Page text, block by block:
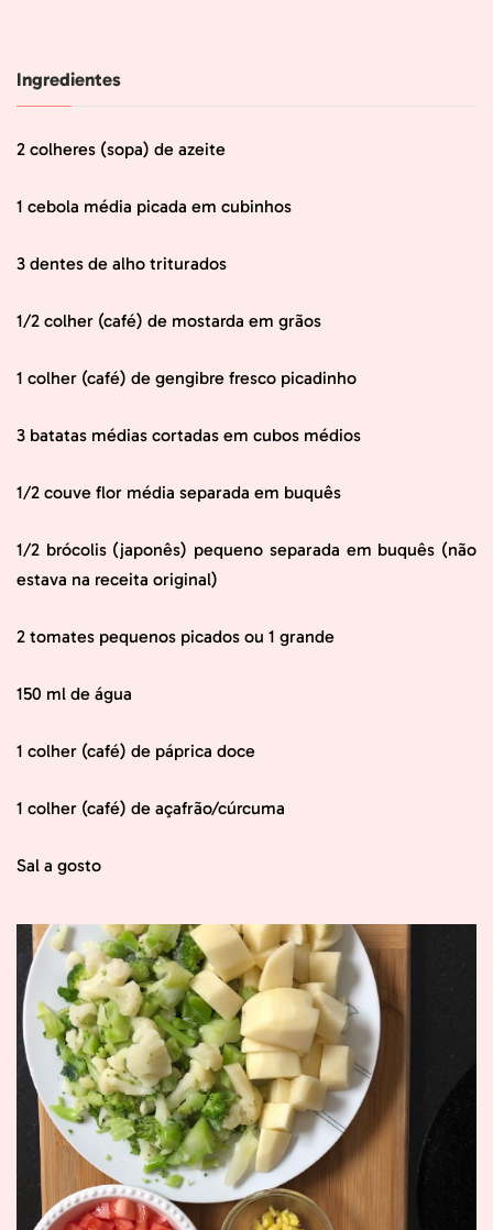
Ingredientes
2 colheres (sopa) de azeite
1 cebola média picada em cubinhos
3 dentes de alho triturados
1/2 colher (café) de mostarda em grãos
1 colher (café) de gengibre fresco picadinho
3 batatas médias cortadas em cubos médios
1/2 couve flor média separada em buquês
1/2 brócolis (japonês) pequeno separada em buquês (não
estava na receita original)
2 tomates pequenos picados ou 1 grande
150 ml de água
1 colher (café) de páprica doce
1 colher (café) de açafrão/cúrcuma
Sal a gosto